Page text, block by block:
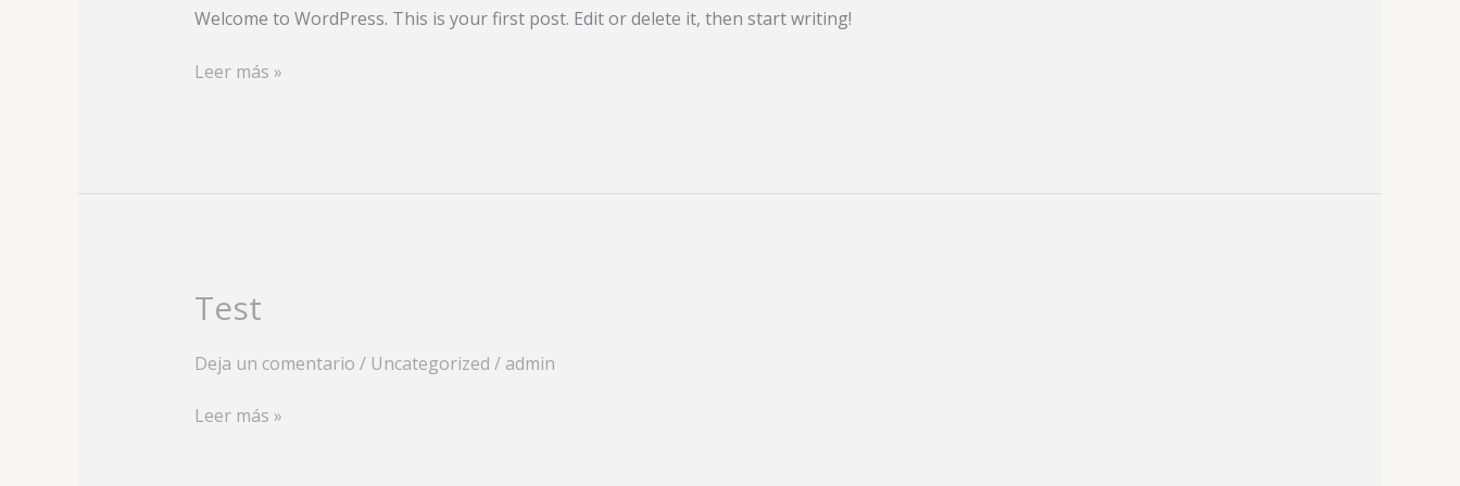
Welcome to WordPress. This is your first post. Edit or delete it, then start writing!
Leer más »
Test
Deja un comentario / Uncategorized / admin
Test
Leer más »